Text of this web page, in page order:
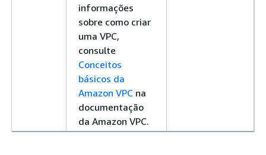
informações
sobre como criar
uma VPC,
consulte
Conceitos
básicos da
Amazon VPC na
documentação
da Amazon VPC.